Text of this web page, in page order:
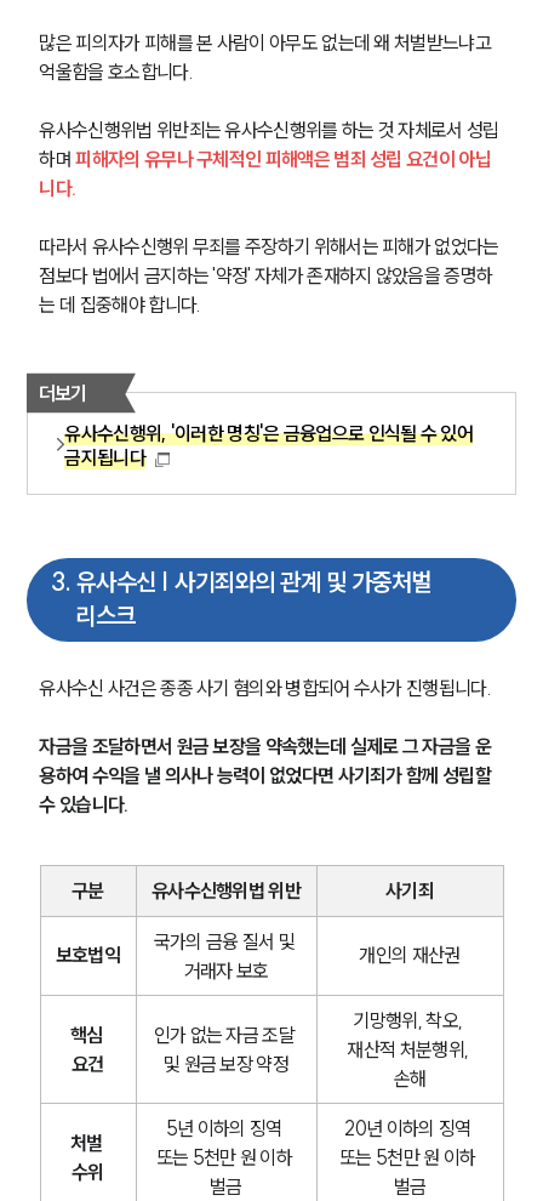
많은 피의자가 피해를 본 사람이 아무도 없는데 왜 처벌받느냐고
억울함을 호소합니다.
유사수신행위법 위반죄는 유사수신행위를 하는 것 자체로서 성립
하며 피해자의 유무나 구체적인 피해액은 범죄 성립 요건이 아닙
니다.
따라서 유사수신행위 무죄를 주장하기 위해서는 피해가 없었다는
점보다 법에서 금지하는 '약정' 자체가 존재하지 않았음을 증명하
는 데 집중해야 합니다.
더보기
유사수신행위, '이러한 명칭'은 금융업으로 인식될 수 있어
금지됩니다
3. 유사수신 | 사기죄와의 관계 및 가중처벌
리스크
유사수신 사건은 종종 사기 혐의와 병합되어 수사가 진행됩니다.
자금을 조달하면서 원금 보장을 약속했는데 실제로 그 자금을 운
용하여 수익을 낼 의사나 능력이 없었다면 사기죄가 함께 성립할
수 있습니다.
구분 유사수신행위법 위반 사기죄
보호법익
국가의 금융 질서 및
거래자 보호
개인의 재산권
핵심
요건
인가 없는 자금 조달
및 원금 보장 약정
기망행위, 착오,
재산적 처분행위,
손해
처벌
수위
5년 이하의 징역
또는 5천만 원 이하
벌금
20년 이하의 징역
또는 5천만 원 이하
벌금